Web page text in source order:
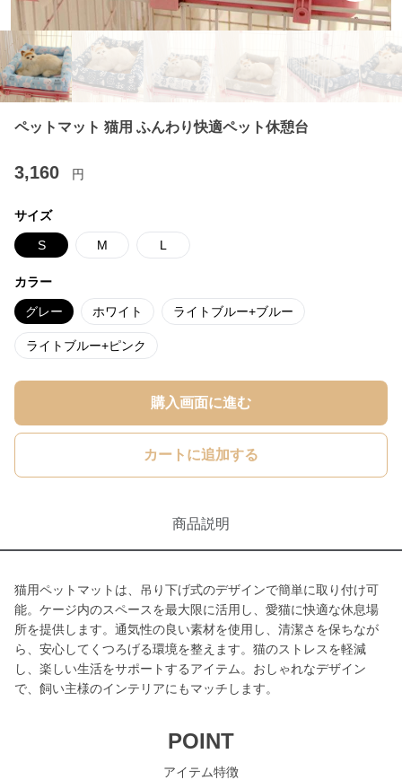
ペットマット 猫用 ふんわり快適ペット休憩台
3,160 円
サイズ
S M L
カラー
グレー ホワイト ライトブルー+ブルー
ライトブルー+ピンク
購入画面に進む
カートに追加する
商品説明
猫用ペットマットは、吊り下げ式のデザインで簡単に取り付け可
能。ケージ内のスペースを最大限に活用し、愛猫に快適な休息場
所を提供します。通気性の良い素材を使用し、清潔さを保ちなが
ら、安心してくつろげる環境を整えます。猫のストレスを軽減
し、楽しい生活をサポートするアイテム。おしゃれなデザイン
で、飼い主様のインテリアにもマッチします。
POINT
アイテム特徴